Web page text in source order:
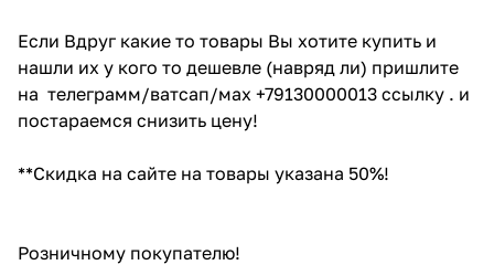
Если Вдруг какие то товары Вы хотите купить и
нашли их у кого то дешевле (навряд ли) пришлите
на телеграмм/ватсап/мах +79130000013 ссылку . и
постараемся снизить цену!
**Скидка на сайте на товары указана 50%!
Розничному покупателю!